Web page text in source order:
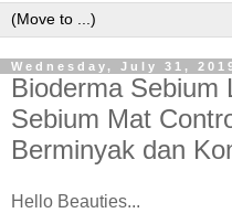
Wednesday, July 31,
Bioderma Sebium
Sebium Mat
Berminyak dan
Hello Beauties...